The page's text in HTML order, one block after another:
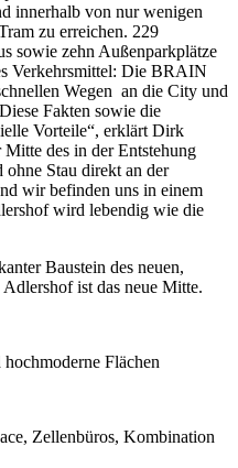
innerhalb von nur wenigen
zu erreichen. 229
sowie zehn Außenparkplätze
Verkehrsmittel: Die BRAIN
Wegen an die City und
Fakten sowie die
Vorteile“, erklärt Dirk
des in der Entstehung
Stau direkt an der
wir befinden uns in einem
wird lebendig wie die
Baustein des neuen,
ist das neue Mitte.
Flächen
Zellenbüros, Kombination